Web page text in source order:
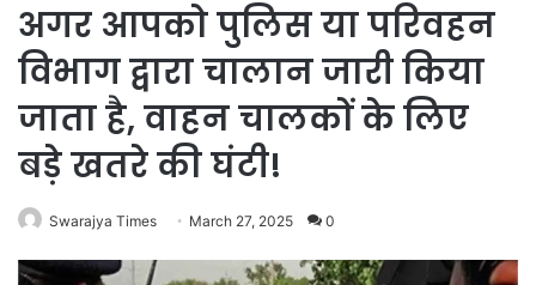
अगर आपको पुलिस या परिवहन
विभाग द्वारा चालान जारी किया
जाता है, वाहन चालकों के लिए
बड़े खतरे की घंटी!
Swarajya Times March 27, 2025 0